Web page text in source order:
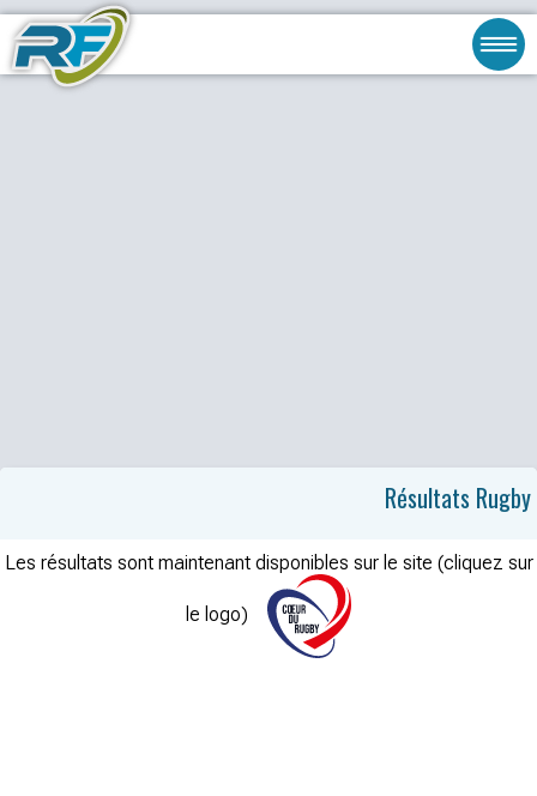
Résultats Rugby
Les résultats sont maintenant disponibles sur le site (cliquez sur
le logo)